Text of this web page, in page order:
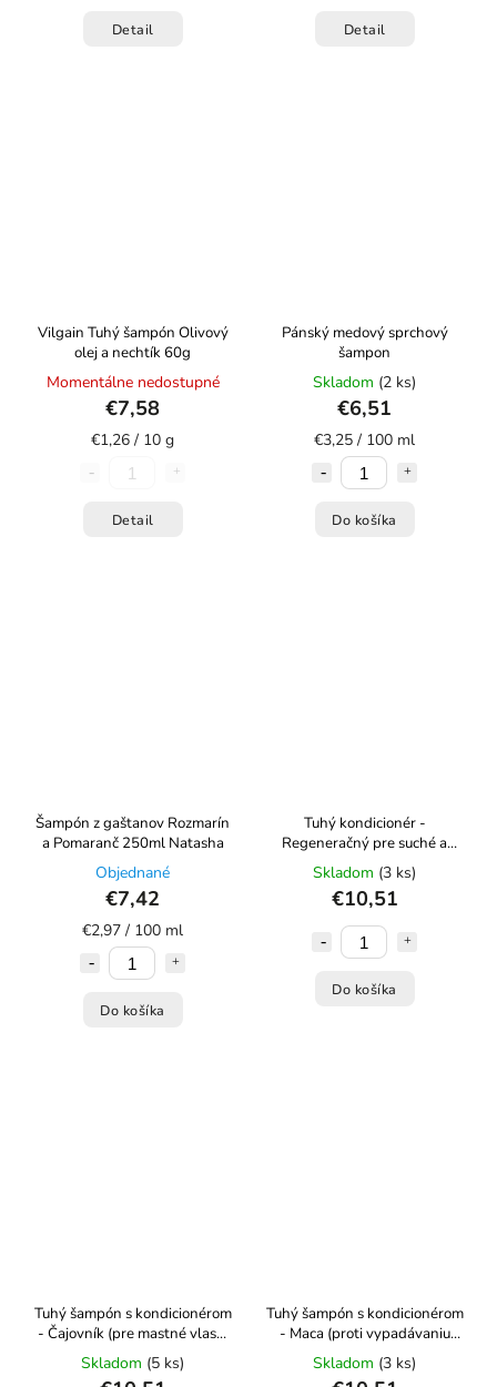
Detail Detail
Vilgain Tuhý šampón Olivový
olej a nechtík 60g
Momentálne nedostupné
€7,58
€1,26 / 10 g
Detail
Pánský medový sprchový
šampon
Skladom (2 ks)
€6,51
€3,25 / 100 ml
Do košíka
Šampón z gaštanov Rozmarín
a Pomaranč 250ml Natasha
Objednané
€7,42
€2,97 / 100 ml
Do košíka
Tuhý kondicionér -
Regeneračný pre suché a
namáhané vlasy - 50 g
Kvietok
Skladom (3 ks)
€10,51
Do košíka
Tuhý šampón s kondicionérom
- Čajovník (pre mastné vlasy)
- 50 g Kvietok
Skladom (5 ks)
Tuhý šampón s kondicionérom
- Maca (proti vypadávaniu
vlasov) - 50 g Kvietok
Skladom (3 ks)